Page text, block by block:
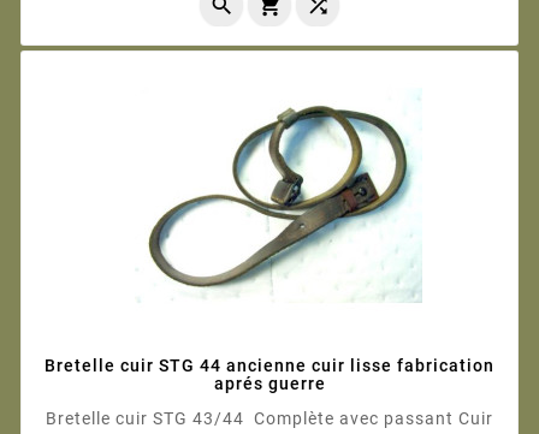
  
Bretelle cuir STG 44 ancienne cuir lisse fabrication
aprés guerre
Bretelle cuir STG 43/44 Complète avec passant Cuir